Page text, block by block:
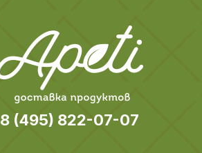
8 (495) 822-07-07